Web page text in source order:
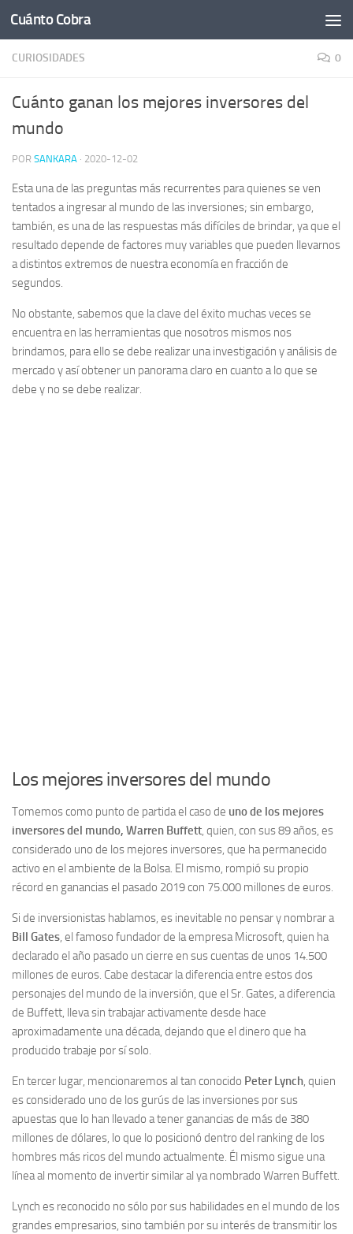
Saltar al contenido
Cuánto Cobra
CURIOSIDADES 0
Cuánto ganan los mejores inversores del
mundo
POR SANKARA · 2020-12-02
Esta una de las preguntas más recurrentes para quienes se ven
tentados a ingresar al mundo de las inversiones; sin embargo,
también, es una de las respuestas más difíciles de brindar, ya que el
resultado depende de factores muy variables que pueden llevarnos
a distintos extremos de nuestra economía en fracción de
segundos.
No obstante, sabemos que la clave del éxito muchas veces se
encuentra en las herramientas que nosotros mismos nos
brindamos, para ello se debe realizar una investigación y análisis de
mercado y así obtener un panorama claro en cuanto a lo que se
debe y no se debe realizar.
Los mejores inversores del mundo
Tomemos como punto de partida el caso de uno de los mejores
inversores del mundo, Warren Buffett, quien, con sus 89 años, es
considerado uno de los mejores inversores, que ha permanecido
activo en el ambiente de la Bolsa. El mismo, rompió su propio
récord en ganancias el pasado 2019 con 75.000 millones de euros.
Si de inversionistas hablamos, es inevitable no pensar y nombrar a
Bill Gates, el famoso fundador de la empresa Microsoft, quien ha
declarado el año pasado un cierre en sus cuentas de unos 14.500
millones de euros. Cabe destacar la diferencia entre estos dos
personajes del mundo de la inversión, que el Sr. Gates, a diferencia
de Buffett, lleva sin trabajar activamente desde hace
aproximadamente una década, dejando que el dinero que ha
producido trabaje por sí solo.
En tercer lugar, mencionaremos al tan conocido Peter Lynch, quien
es considerado uno de los gurús de las inversiones por sus
apuestas que lo han llevado a tener ganancias de más de 380
millones de dólares, lo que lo posicionó dentro del ranking de los
hombres más ricos del mundo actualmente. Él mismo sigue una
línea al momento de invertir similar al ya nombrado Warren Buffett.
Lynch es reconocido no sólo por sus habilidades en el mundo de los
grandes empresarios, sino también por su interés de transmitir los